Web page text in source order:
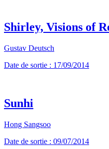
Shirley, Visions of
Gustav Deutsch
Date de sortie : 17/09/2014
Sunhi
Hong Sangsoo
Date de sortie : 09/07/2014